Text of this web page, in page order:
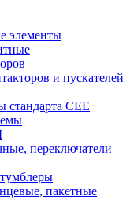
элементы
и пускателей
стандарта СЕЕ
переключатели
пакетные